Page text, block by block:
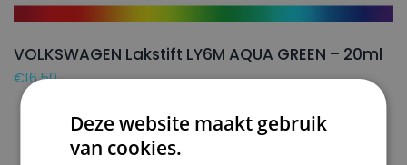
VOLKSWAGEN Lakstift LY6M AQUA GREEN – 20ml
€16,50
Deze website maakt gebruik
van cookies.